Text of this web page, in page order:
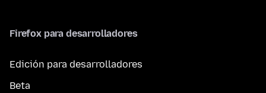
Firefox para desarrolladores
Edición para desarrolladores
Beta